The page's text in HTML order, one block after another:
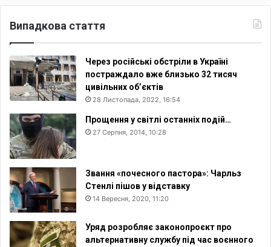
Випадкова стаття
Через російські обстріли в Україні
постраждало вже близько 32 тисяч
цивільних об’єктів
28 Листопада, 2022, 16:54
Прощення у світлі останніх подій…
27 Серпня, 2014, 10:28
Звання «почесного пастора»: Чарльз
Стенлі пішов у відставку
14 Вересня, 2020, 11:20
Уряд розробляє законопроєкт про
альтернативну службу під час воєнного